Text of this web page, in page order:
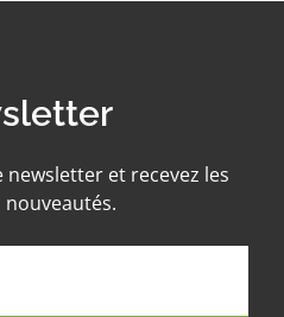
et recevez les